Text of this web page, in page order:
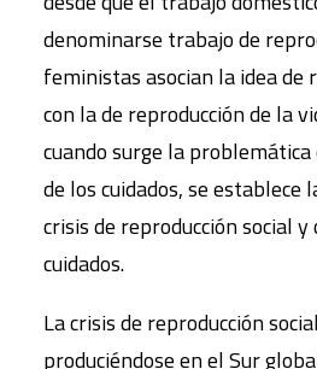
denominarse trabajo de
feministas asocian la idea de
con la de reproducción de la
cuando surge la problemática
de los cuidados, se establece
crisis de reproducción social y
cuidados.
La crisis de reproducción
produciéndose en el Sur